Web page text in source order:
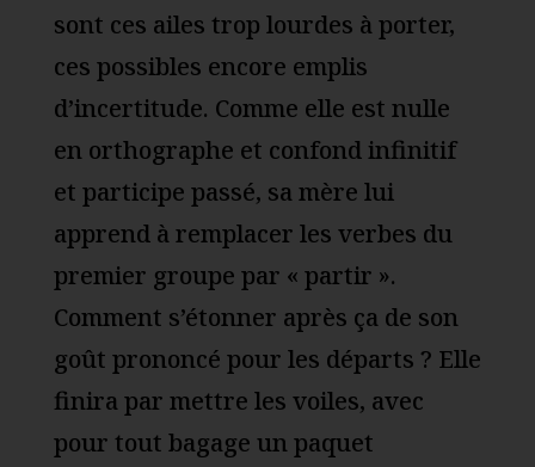
sont ces ailes trop lourdes à porter,
ces possibles encore emplis
d’incertitude. Comme elle est nulle
en orthographe et confond infinitif
et participe passé, sa mère lui
apprend à remplacer les verbes du
premier groupe par « partir ».
Comment s’étonner après ça de son
goût prononcé pour les départs ? Elle
finira par mettre les voiles, avec
pour tout bagage un paquet